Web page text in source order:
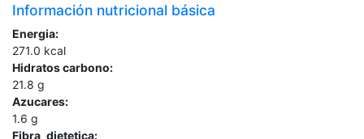
Información nutricional básica
Energia:
271.0 kcal
Hidratos carbono:
21.8 g
Azucares:
1.6 g
Fibra_dietetica: